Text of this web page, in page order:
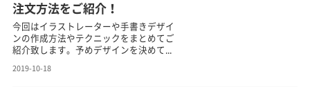
注文方法をご紹介！
今回はイラストレーターや手書きデザイ
ンの作成方法やテクニックをまとめてご
紹介致します。予めデザインを決めて...
2019-10-18